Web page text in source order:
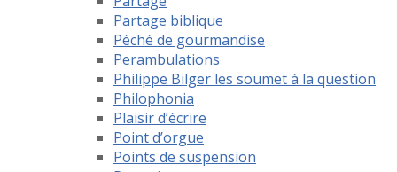
Partage biblique
Péché de gourmandise
Perambulations
Philippe Bilger les soumet à la question
Philophonia
Plaisir d’écrire
Point d’orgue
Points de suspension